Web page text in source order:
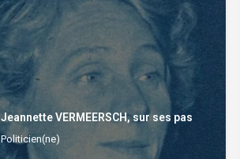
Jeannette VERMEERSCH, sur ses pas
Politicien(ne)